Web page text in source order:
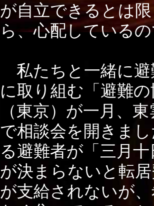
が自立できるとは
ら、心配している
私たちと一緒に避
に取り組む「避難
（東京）が一月、
で相談会を開きま
る避難者が「三月
が決まらないと転
が支給されないが